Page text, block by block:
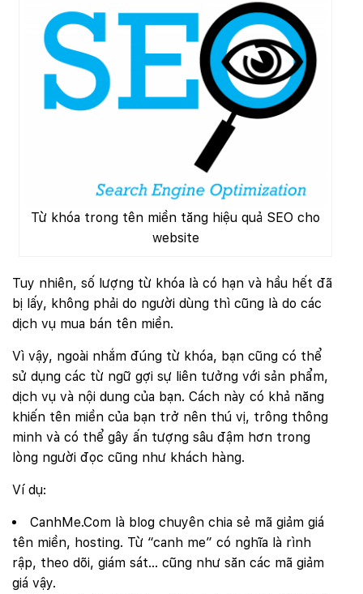
Từ khóa trong tên miền tăng hiệu quả SEO cho
website
Tuy nhiên, số lượng từ khóa là có hạn và hầu hết đã
bị lấy, không phải do người dùng thì cũng là do các
dịch vụ mua bán tên miền.
Vì vậy, ngoài nhắm đúng từ khóa, bạn cũng có thể
sử dụng các từ ngữ gợi sự liên tưởng với sản phẩm,
dịch vụ và nội dung của bạn. Cách này có khả năng
khiến tên miền của bạn trở nên thú vị, trông thông
minh và có thể gây ấn tượng sâu đậm hơn trong
lòng người đọc cũng như khách hàng.
Ví dụ:
CanhMe.Com là blog chuyên chia sẻ mã giảm giá
tên miền, hosting. Từ “canh me” có nghĩa là rình
rập, theo dõi, giám sát… cũng như săn các mã giảm
giá vậy.